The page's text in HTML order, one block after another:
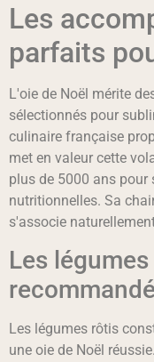
Les
parfaits
L'oie de Noël mérite
sélectionnés pour
culinaire française
met en valeur cette
plus de 5000 ans
nutritionnelles. Sa
s'associe
Les
Les légumes rôtis
une oie de Noël